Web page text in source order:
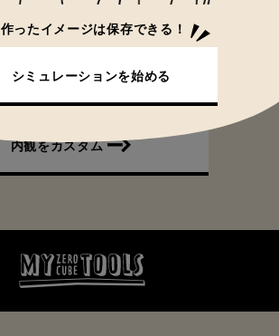
作ったイメージは保存できる！
シミュレーションを始める
内観をカスタム